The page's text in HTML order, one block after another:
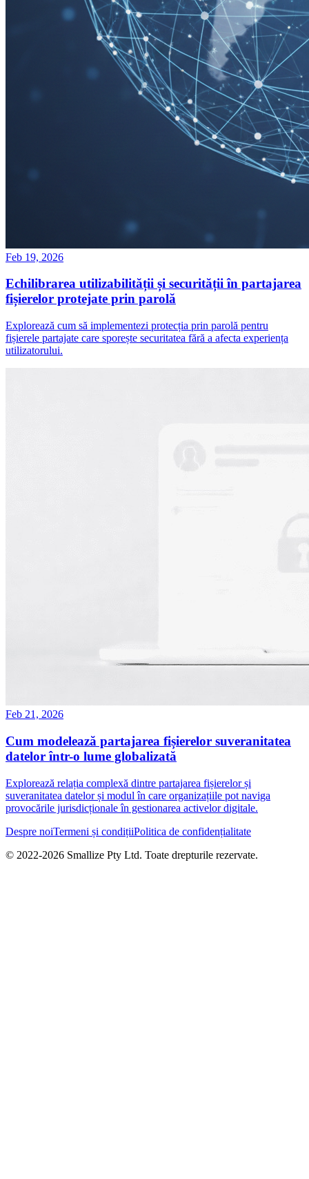
Feb 19, 2026
Echilibrarea utilizabilității și securității în partajarea
fișierelor protejate prin parolă
Explorează cum să implementezi protecția prin parolă pentru
fișierele partajate care sporește securitatea fără a afecta experiența
utilizatorului.
Feb 21, 2026
Cum modelează partajarea fișierelor suveranitatea
datelor într-o lume globalizată
Explorează relația complexă dintre partajarea fișierelor și
suveranitatea datelor și modul în care organizațiile pot naviga
provocările jurisdicționale în gestionarea activelor digitale.
Despre noiTermeni și condițiiPolitica de confidențialitate
© 2022-2026 Smallize Pty Ltd. Toate drepturile rezervate.